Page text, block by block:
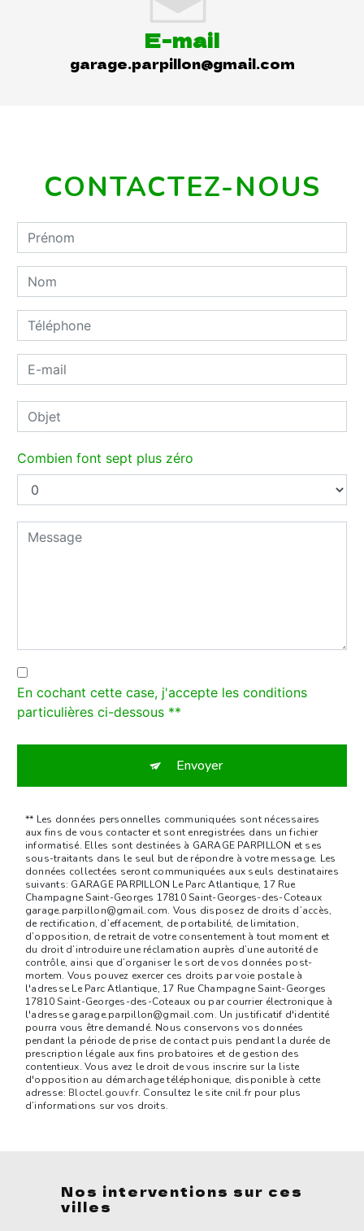
E-mail
garage.parpillon@gmail.com
CONTACTEZ-NOUS
Combien font sept plus zéro
En cochant cette case, j'accepte les conditions
particulières ci-dessous **
Envoyer
** Les données personnelles communiquées sont nécessaires
aux fins de vous contacter et sont enregistrées dans un fichier
informatisé. Elles sont destinées à GARAGE PARPILLON et ses
sous-traitants dans le seul but de répondre à votre message. Les
données collectées seront communiquées aux seuls destinataires
suivants: GARAGE PARPILLON Le Parc Atlantique, 17 Rue
Champagne Saint-Georges 17810 Saint-Georges-des-Coteaux
garage.parpillon@gmail.com. Vous disposez de droits d’accès,
de rectification, d’effacement, de portabilité, de limitation,
d’opposition, de retrait de votre consentement à tout moment et
du droit d’introduire une réclamation auprès d’une autorité de
contrôle, ainsi que d’organiser le sort de vos données post-
mortem. Vous pouvez exercer ces droits par voie postale à
l'adresse Le Parc Atlantique, 17 Rue Champagne Saint-Georges
17810 Saint-Georges-des-Coteaux ou par courrier électronique à
l'adresse garage.parpillon@gmail.com. Un justificatif d'identité
pourra vous être demandé. Nous conservons vos données
pendant la période de prise de contact puis pendant la durée de
prescription légale aux fins probatoires et de gestion des
contentieux. Vous avez le droit de vous inscrire sur la liste
d'opposition au démarchage téléphonique, disponible à cette
adresse: Bloctel.gouv.fr. Consultez le site cnil.fr pour plus
d’informations sur vos droits.
Nos interventions sur ces
villes